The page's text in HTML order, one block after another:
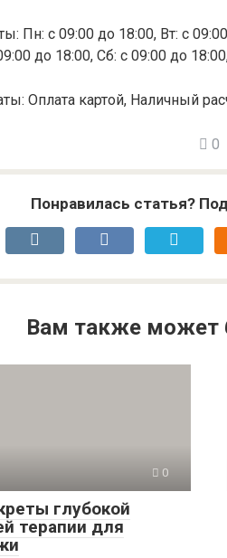
Пн: с 09:00 до 18:00, Вт: с
до 18:00, Сб: с 09:00 до
Оплата картой, Наличный
0
Понравилась статья?
Вам также может
0
глубокой
терапии для